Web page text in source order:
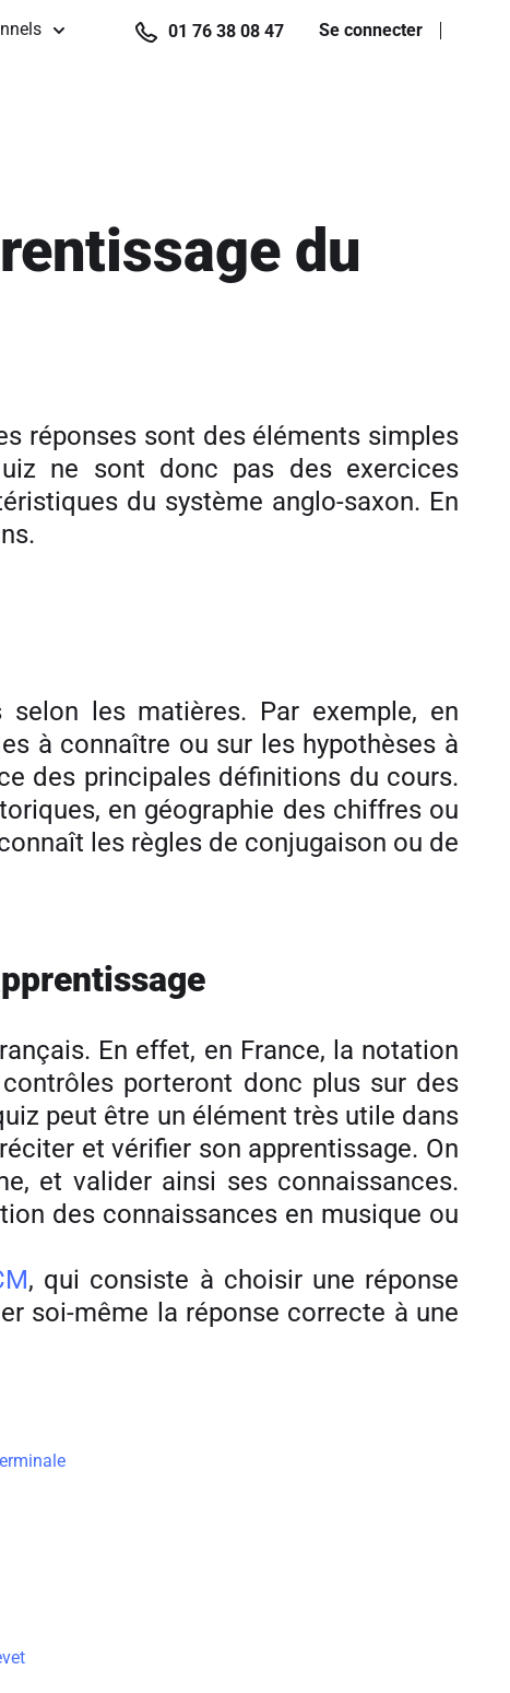
01 76 38 08 47 Se connecter
du
réponses sont des éléments simples
ne sont donc pas des exercices
du système anglo-saxon. En
les matières. Par exemple, en
à connaître ou sur les hypothèses à
des principales définitions du cours.
en géographie des chiffres ou
les règles de conjugaison ou de
En effet, en France, la notation
porteront donc plus sur des
peut être un élément très utile dans
et vérifier son apprentissage. On
et valider ainsi ses connaissances.
des connaissances en musique ou
, qui consiste à choisir une réponse
soi-même la réponse correcte à une